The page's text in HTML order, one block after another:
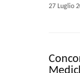
27 Luglio